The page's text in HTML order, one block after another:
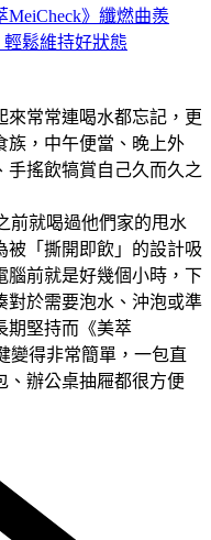
MeiCheck》纖燃曲羨
鬆維持好狀態
來常常連喝水都忘記，更
族，中午便當、晚上外
手搖飲犒賞自己久而久之
前就喝過他們家的甩水
被「撕開即飲」的設計吸
腦前就是好幾個小時，下
對於需要泡水、沖泡或準
期堅持而《美萃
變得非常簡單，一包直
、辦公桌抽屜都很方便